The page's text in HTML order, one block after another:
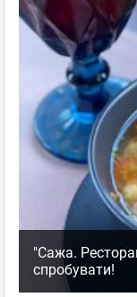
"Сажа.
спробувати!